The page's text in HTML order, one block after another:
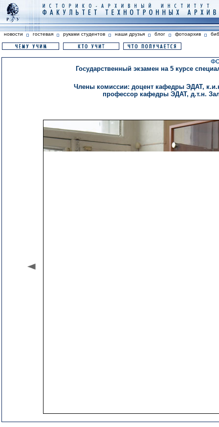
новости гостевая руками студентов наши друзья блог фотоархив
Государственный экзамен на 5 курсе
Члены комиссии: доцент кафедры ЭДАТ,
профессор кафедры ЭДАТ, д.т.н.